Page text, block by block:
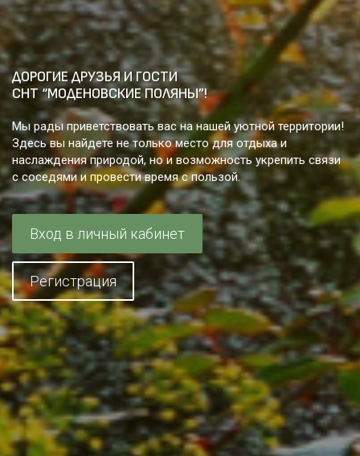
ДОРОГИЕ ДРУЗЬЯ И ГОСТИ
СНТ “МОДЕНОВСКИЕ ПОЛЯНЫ”!
Мы рады приветствовать вас на нашей уютной территории!
Здесь вы найдете не только место для отдыха и
наслаждения природой, но и возможность укрепить связи
с соседями и провести время с пользой.
Вход в личный кабинет
Регистрация